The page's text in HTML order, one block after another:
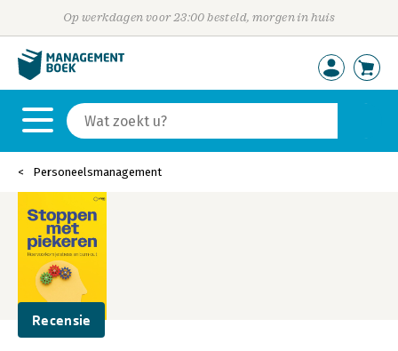
Op werkdagen voor 23:00 besteld, morgen in huis
Personeelsmanagement
Recensie